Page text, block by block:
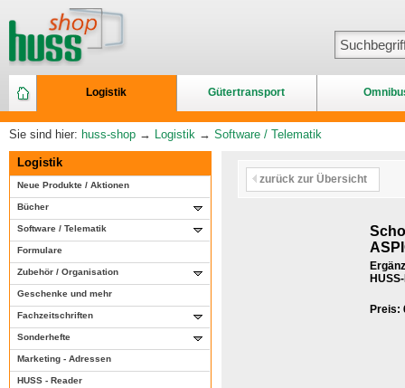
Logistik Gütertransport
Sie sind hier: huss-shop → Logistik → Software / Telematik
Logistik
Neue Produkte / Aktionen
Bücher
Software / Telematik
Formulare
Zubehör / Organisation
Geschenke und mehr
Fachzeitschriften
Sonderhefte
Marketing - Adressen
HUSS - Reader
zurück zur Übersicht